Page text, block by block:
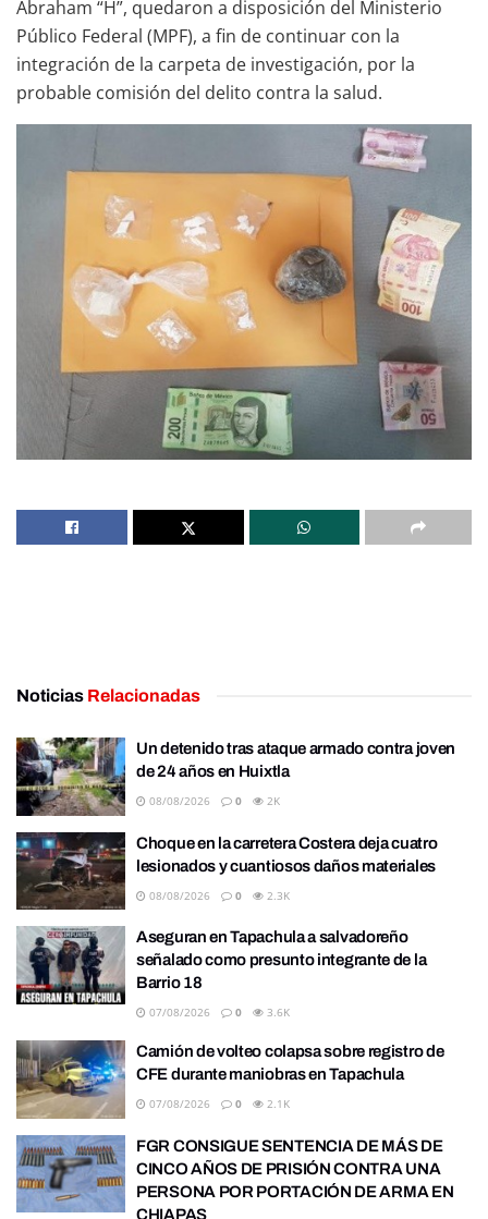
Abraham “H”, quedaron a disposición del Ministerio
Público Federal (MPF), a fin de continuar con la
integración de la carpeta de investigación, por la
probable comisión del delito contra la salud.
Noticias Relacionadas
Un detenido tras ataque armado contra joven
de 24 años en Huixtla
08/08/2026 0 2K
Choque en la carretera Costera deja cuatro
lesionados y cuantiosos daños materiales
08/08/2026 0 2.3K
Aseguran en Tapachula a salvadoreño
señalado como presunto integrante de la
Barrio 18
07/08/2026 0 3.6K
Camión de volteo colapsa sobre registro de
CFE durante maniobras en Tapachula
07/08/2026 0 2.1K
FGR CONSIGUE SENTENCIA DE MÁS DE
CINCO AÑOS DE PRISIÓN CONTRA UNA
PERSONA POR PORTACIÓN DE ARMA EN
CHIAPAS